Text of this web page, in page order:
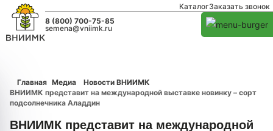
КаталогЗаказать звонок
8 (800) 700-75-85
semena@vniimk.ru
Главная Медиа
Новости ВНИИМК
ВНИИМК представит на международной выставке новинку – сорт
подсолнечника Аладдин
ВНИИМК представит на международной